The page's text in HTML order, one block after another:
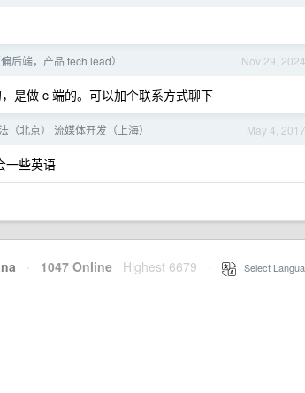
Nov 29, 2024
后端，产品 tech lead）
是做 c 端的。可以加个联系方式聊下
May 4, 2017
北京） 流媒体开发（上海）
一些英语
· 1047 Online Highest 6679 Select